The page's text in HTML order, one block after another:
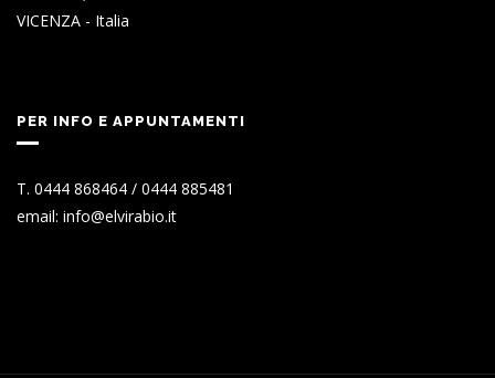
VICENZA - Italia
PER INFO E APPUNTAMENTI
T. 0444 868464 / 0444 885481
email: info@elvirabio.it